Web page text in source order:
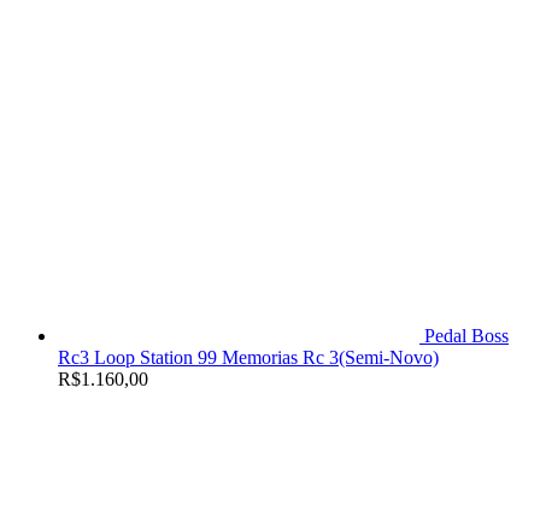
Pedal Boss
Rc3 Loop Station 99 Memorias Rc 3(Semi-Novo)
R$1.160,00